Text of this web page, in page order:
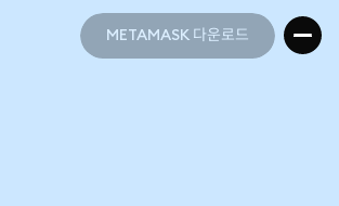
METAMASK 다운로드